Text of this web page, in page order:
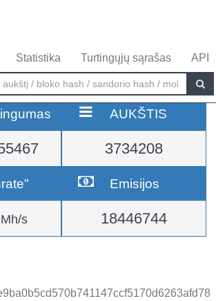
Statistika Turtingųjų sąrašas API
AUKŠTIS
3734208
Mh/s
Emisijos
18446744